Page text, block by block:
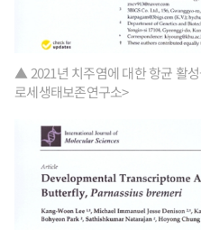
▲ 2021년 치주염에 대한 항균 활
로세생태보존연구소>